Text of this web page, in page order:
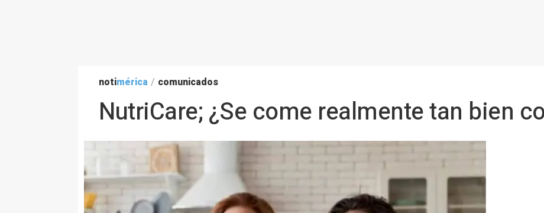
notimérica / comunicados
NutriCare; ¿Se come realmente tan bien